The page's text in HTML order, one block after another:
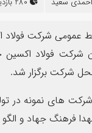
عمومی شرکت
شرکت فولاد
شرکت برگزار شد.
های نمونه در
فرهنگ جهاد و